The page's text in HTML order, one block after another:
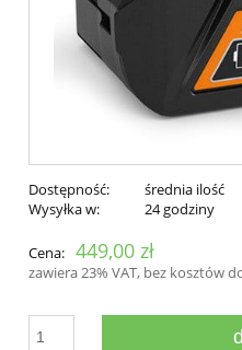
Dostępność:
średnia ilość
Wysyłka w:
24 godziny
Cena: 449,00 zł
zawiera 23% VAT, bez kosztów